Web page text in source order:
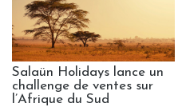
Salaün Holidays lance un
challenge de ventes sur
l’Afrique du Sud